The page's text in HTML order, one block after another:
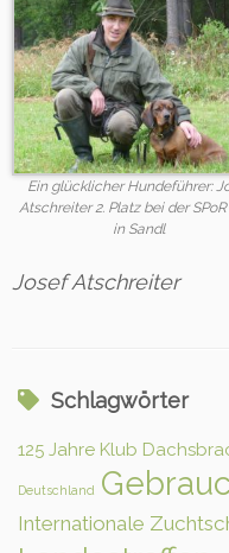
Ein glücklicher Hundeführer:
Atschreiter 2. Platz bei der SPoR
in Sandl
Josef Atschreiter
Schlagwörter
125 Jahre Klub
Deutschland
Internationale